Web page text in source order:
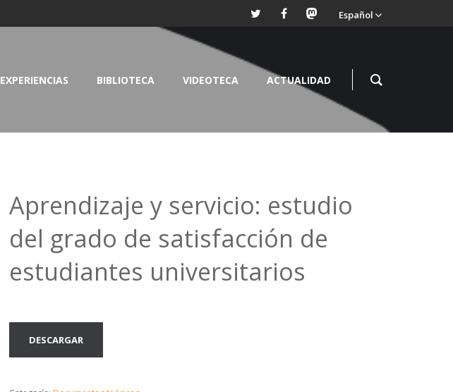
Español
EXPERIENCIAS BIBLIOTECA VIDEOTECA ACTUALIDAD
Aprendizaje y servicio: estudio
del grado de satisfacción de
estudiantes universitarios
DESCARGAR